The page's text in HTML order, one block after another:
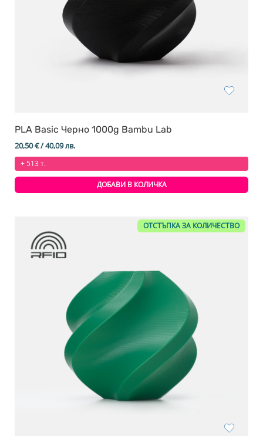
PLA Basic Черно 1000g Bambu Lab
20,50€/ 40,09 лв.
+ 513 т.
ДОБАВИ В КОЛИЧКА
ОТСТЪПКА ЗА КОЛИЧЕСТВО